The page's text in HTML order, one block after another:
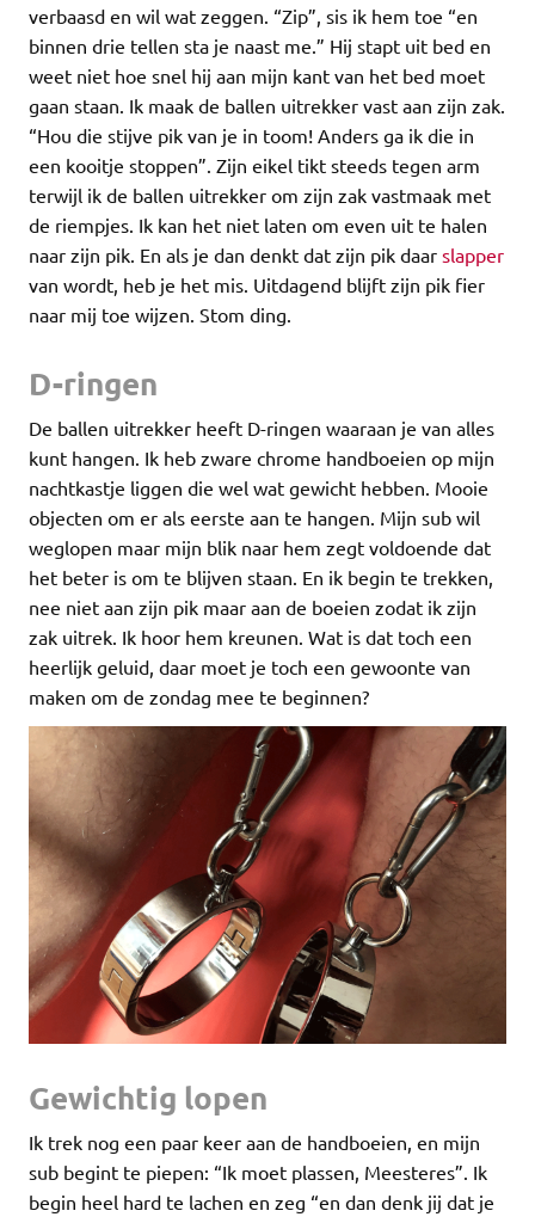
verbaasd en wil wat zeggen. “Zip”, sis ik hem toe “en
binnen drie tellen sta je naast me.” Hij stapt uit bed en
weet niet hoe snel hij aan mijn kant van het bed moet
gaan staan. Ik maak de ballen uitrekker vast aan zijn zak.
“Hou die stijve pik van je in toom! Anders ga ik die in
een kooitje stoppen”. Zijn eikel tikt steeds tegen arm
terwijl ik de ballen uitrekker om zijn zak vastmaak met
de riempjes. Ik kan het niet laten om even uit te halen
naar zijn pik. En als je dan denkt dat zijn pik daar slapper
van wordt, heb je het mis. Uitdagend blijft zijn pik fier
naar mij toe wijzen. Stom ding.
D-ringen
De ballen uitrekker heeft D-ringen waaraan je van alles
kunt hangen. Ik heb zware chrome handboeien op mijn
nachtkastje liggen die wel wat gewicht hebben. Mooie
objecten om er als eerste aan te hangen. Mijn sub wil
weglopen maar mijn blik naar hem zegt voldoende dat
het beter is om te blijven staan. En ik begin te trekken,
nee niet aan zijn pik maar aan de boeien zodat ik zijn
zak uitrek. Ik hoor hem kreunen. Wat is dat toch een
heerlijk geluid, daar moet je toch een gewoonte van
maken om de zondag mee te beginnen?
Gewichtig lopen
Ik trek nog een paar keer aan de handboeien, en mijn
sub begint te piepen: “Ik moet plassen, Meesteres”. Ik
begin heel hard te lachen en zeg “en dan denk jij dat je